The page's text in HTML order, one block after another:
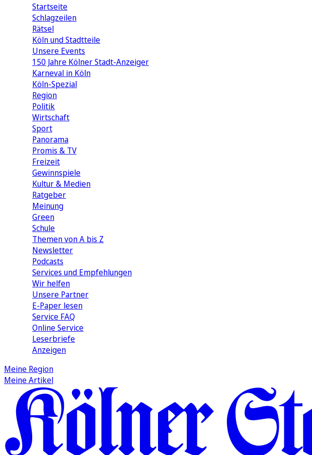
Startseite
Schlagzeilen
Rätsel
Köln und Stadtteile
Unsere Events
150 Jahre Kölner Stadt-Anzeiger
Karneval in Köln
Köln-Spezial
Region
Politik
Wirtschaft
Sport
Panorama
Promis & TV
Freizeit
Gewinnspiele
Kultur & Medien
Ratgeber
Meinung
Green
Schule
Themen von A bis Z
Newsletter
Podcasts
Services und Empfehlungen
Wir helfen
Unsere Partner
E-Paper lesen
Service FAQ
Online Service
Leserbriefe
Anzeigen
Meine Region
Meine Artikel